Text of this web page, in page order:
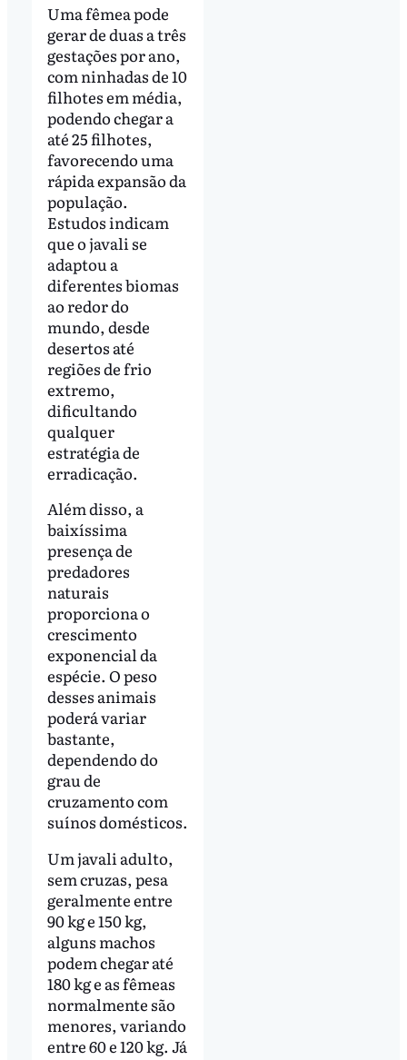
Uma fêmea pode
gerar de duas a três
gestações por ano,
com ninhadas de 10
filhotes em média,
podendo chegar a
até 25 filhotes,
favorecendo uma
rápida expansão da
população.
Estudos indicam
que o javali se
adaptou a
diferentes biomas
ao redor do
mundo, desde
desertos até
regiões de frio
extremo,
dificultando
qualquer
estratégia de
erradicação.
Além disso, a
baixíssima
presença de
predadores
naturais
proporciona o
crescimento
exponencial da
espécie. O peso
desses animais
poderá variar
bastante,
dependendo do
grau de
cruzamento com
suínos domésticos.
Um javali adulto,
sem cruzas, pesa
geralmente entre
90 kg e 150 kg,
alguns machos
podem chegar até
180 kg e as fêmeas
normalmente são
menores, variando
entre 60 e 120 kg. Já